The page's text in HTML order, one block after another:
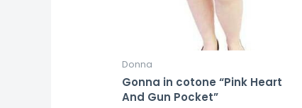
Donna
Gonna in cotone “Pink Heart
And Gun Pocket”